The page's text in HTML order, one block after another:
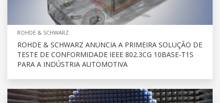
ROHDE & SCHWARZ
ROHDE & SCHWARZ ANUNCIA A PRIMEIRA SOLUÇÃO DE
TESTE DE CONFORMIDADE IEEE 802.3CG 10BASE-T1S
PARA A INDÚSTRIA AUTOMOTIVA